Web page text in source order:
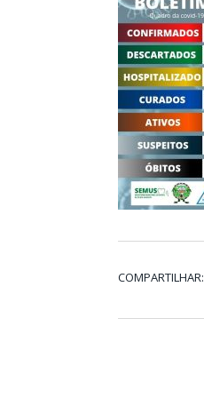
COMPARTILHAR: